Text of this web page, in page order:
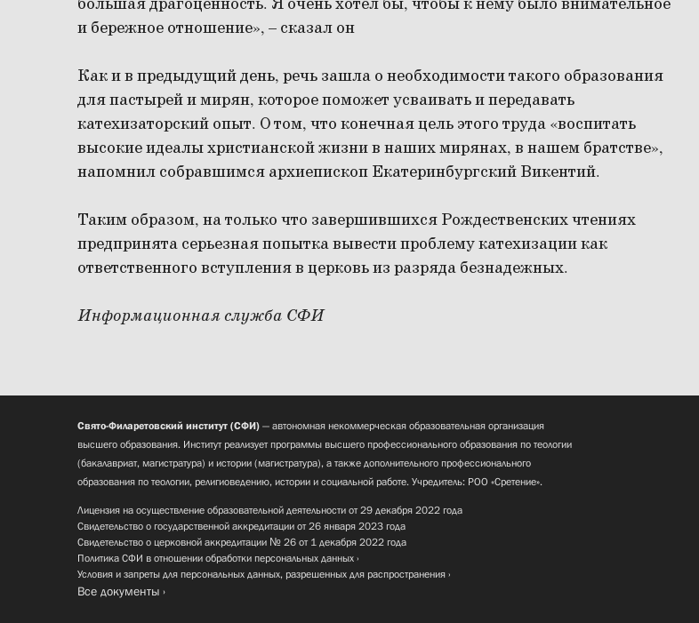
большая драгоценность. Я очень хотел бы, чтобы к нему было внимательное
и бережное отношение», – сказал он
Как и в предыдущий день, речь зашла о необходимости такого образования
для пастырей и мирян, которое поможет усваивать и передавать
катехизаторский опыт. О том, что конечная цель этого труда «воспитать
высокие идеалы христианской жизни в наших мирянах, в нашем братстве»,
напомнил собравшимся архиепископ Екатеринбургский Викентий.
Таким образом, на только что завершившихся Рождественских чтениях
предпринята серьезная попытка вывести проблему катехизации как
ответственного вступления в церковь из разряда безнадежных.
Информационная служба СФИ
Свято-Филаретовский институт (СФИ) — автономная некоммерческая образовательная организация
высшего образования. Институт реализует программы высшего профессионального образования по теологии
(бакалавриат, магистратура) и истории (магистратура), а также дополнительного профессионального
образования по теологии, религиоведению, истории и социальной работе. Учредитель: РОО «Сретение».
Лицензия на осуществление образовательной деятельности от 29 декабря 2022 года
Свидетельство о государственной аккредитации от 26 января 2023 года
Свидетельство о церковной аккредитации № 26 от 1 декабря 2022 года
Политика СФИ в отношении обработки персональных данных
Условия и запреты для персональных данных, разрешенных для распространения
Все документы